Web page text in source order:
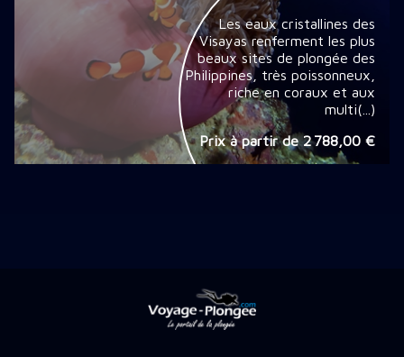
Les eaux cristallines des
Visayas renferment les plus
beaux sites de plongée des
Philippines, très poissonneux,
riche en coraux et aux
multi(...)
Prix à partir de2 788,00 €